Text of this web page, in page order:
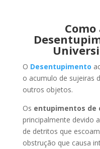
O Desentupimento
o acumulo de sujeiras
outros objetos.
Os entupimentos de
principalmente devido
de detritos que
obstrução que causa